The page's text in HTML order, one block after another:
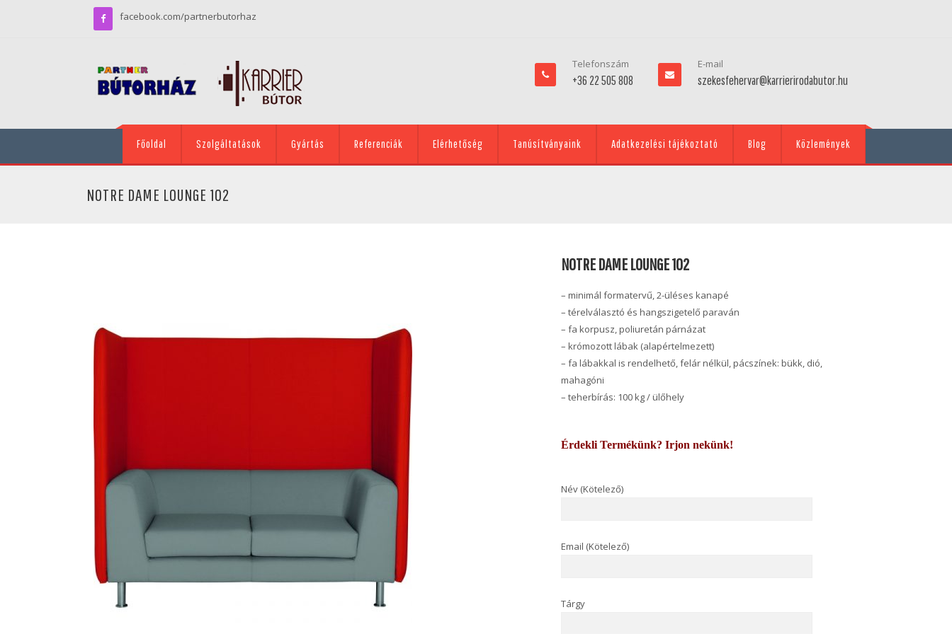
facebook.com/partnerbutorhaz
Telefonszám
+36 22 505 808
E-mail
szekesfehervar@karrierirodabutor.hu
Főoldal Szolgáltatások Gyártás Referenciák Elérhetőség Tanúsítványaink Adatkezelési tájékoztató Blog Közlemények
NOTRE DAME LOUNGE 102
NOTRE DAME LOUNGE 102
– minimál formatervű, 2-üléses kanapé
– térelválasztó és hangszigetelő paraván
– fa korpusz, poliuretán párnázat
– krómozott lábak (alapértelmezett)
– fa lábakkal is rendelhető, felár nélkül, pácszínek: bükk, dió,
mahagóni
– teherbírás: 100 kg / ülőhely
Érdekli Termékünk? Irjon nekünk!
Név (Kötelező)
Email (Kötelező)
Tárgy